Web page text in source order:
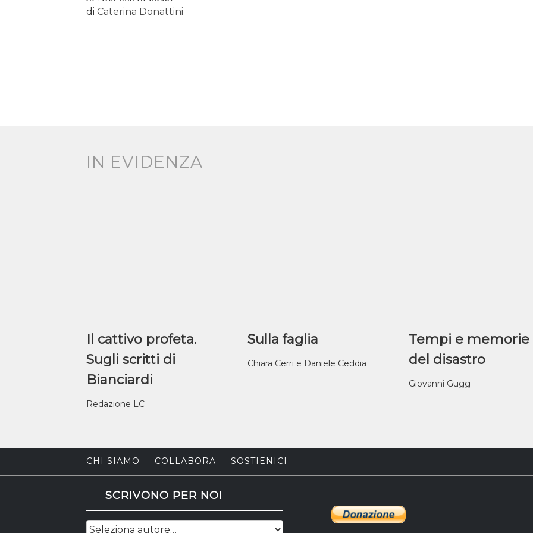
di Caterina Donattini
IN EVIDENZA
Il cattivo profeta.
Sugli scritti di
Bianciardi
Redazione LC
Sulla faglia
Chiara Cerri e Daniele Ceddia
Tempi e memorie
del disastro
Giovanni Gugg
CHI SIAMO COLLABORA SOSTIENICI
SCRIVONO PER NOI